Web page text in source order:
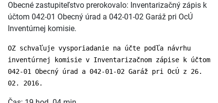
Obecné zastupiteľstvo prerokovalo: Inventarizačný zápis k
účtom 042-01 Obecný úrad a 042-01-02 Garáž pri OcÚ
Inventúrnej komisie.
OZ schvaľuje vysporiadanie na účte podľa návrhu
inventúrnej komisie v Inventarizačnom zápise k účtom
042-01 Obecný úrad a 042-01-02 Garáž pri OcÚ z 26.
02. 2016.